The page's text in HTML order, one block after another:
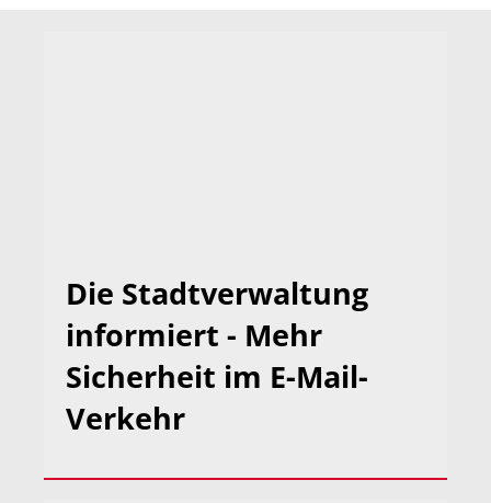
Die Stadtverwaltung
informiert - Mehr
Sicherheit im E-Mail-
Verkehr